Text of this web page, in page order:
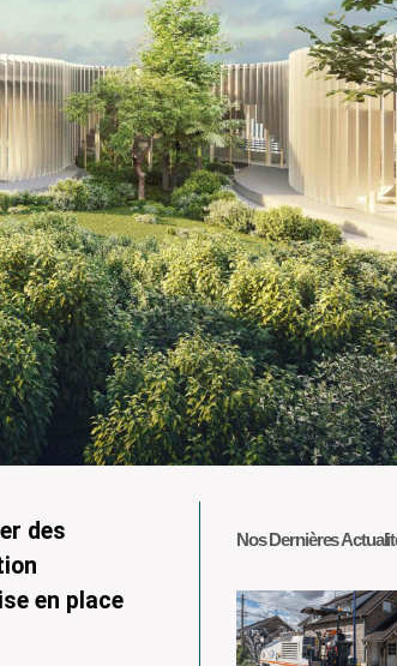
des
en place
Nos Dernières